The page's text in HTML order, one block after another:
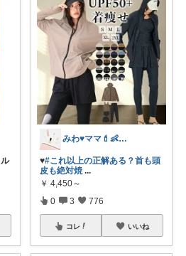
みわ♥️ママ💄👶夏かわいい
♥️#これ以上の正解ある？首も頭
皮も絶対焼 ...
￥ 4,450～
0 3 776
コレ いいね